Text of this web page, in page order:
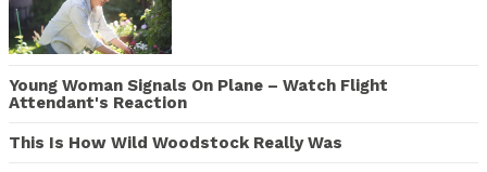
Young Woman Signals On Plane – Watch Flight
Attendant's Reaction
This Is How Wild Woodstock Really Was